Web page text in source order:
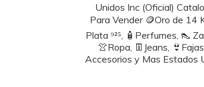
Unidos Inc (Oficial)
Para Vender 🪙Oro de 14
Plata ⁹²⁵, 🧴Perfumes, 👠
👚Ropa, 👖Jeans,
Accesorios y Mas Estados